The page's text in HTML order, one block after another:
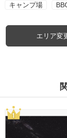
キャンプ場
エリア変